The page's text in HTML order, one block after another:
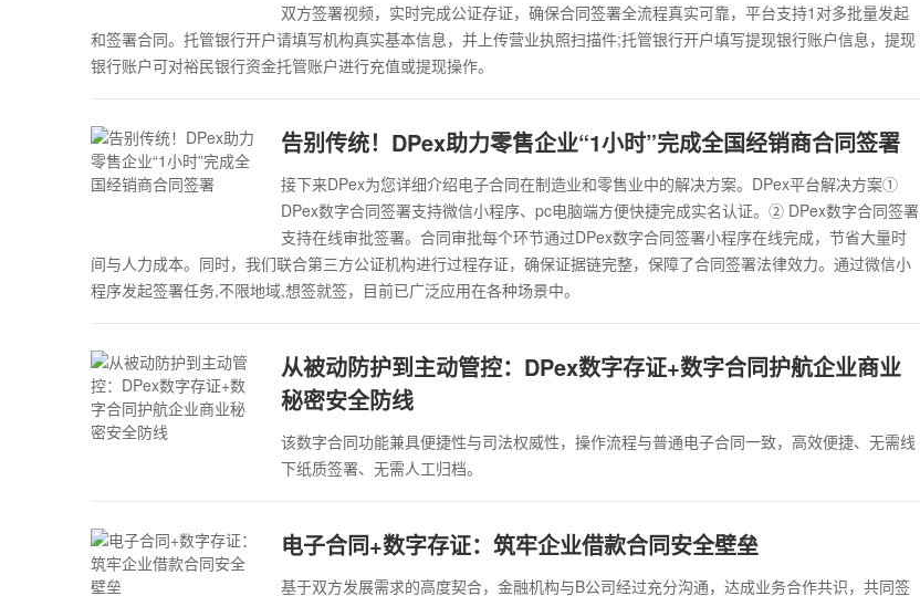
双方签署视频，实时完成公证存证，确保合同签署全流程真实可靠，平台支持1对多批量发起
和签署合同。托管银行开户请填写机构真实基本信息，并上传营业执照扫描件;托管银行开户填写提现银行账户信息，提现
银行账户可对裕民银行资金托管账户进行充值或提现操作。
告别传统！DPex助力零售企业“1小时”完成全国经销商合同签署
接下来DPex为您详细介绍电子合同在制造业和零售业中的解决方案。DPex平台解决方案①
DPex数字合同签署支持微信小程序、pc电脑端方便快捷完成实名认证。② DPex数字合同签署
支持在线审批签署。合同审批每个环节通过DPex数字合同签署小程序在线完成，节省大量时
间与人力成本。同时，我们联合第三方公证机构进行过程存证，确保证据链完整，保障了合同签署法律效力。通过微信小
程序发起签署任务,不限地域,想签就签，目前已广泛应用在各种场景中。
从被动防护到主动管控：DPex数字存证+数字合同护航企业商业
秘密安全防线
该数字合同功能兼具便捷性与司法权威性，操作流程与普通电子合同一致，高效便捷、无需线
下纸质签署、无需人工归档。
电子合同+数字存证：筑牢企业借款合同安全壁垒
基于双方发展需求的高度契合，金融机构与B公司经过充分沟通，达成业务合作共识，共同签